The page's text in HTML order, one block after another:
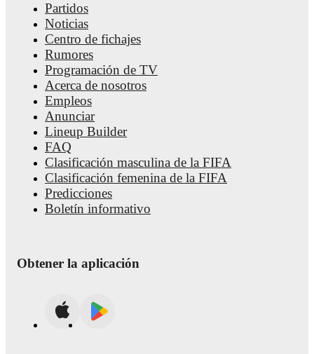
Partidos
Noticias
Centro de fichajes
Rumores
Programación de TV
Acerca de nosotros
Empleos
Anunciar
Lineup Builder
FAQ
Clasificación masculina de la FIFA
Clasificación femenina de la FIFA
Predicciones
Boletín informativo
Obtener la aplicación